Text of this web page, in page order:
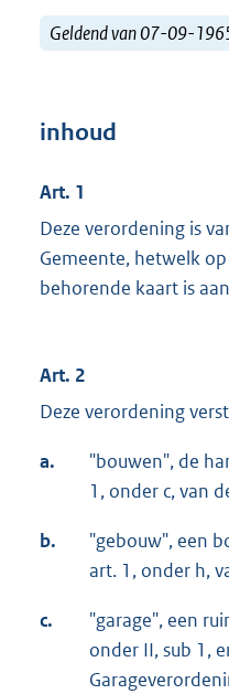
Geldend van 07-09-
inhoud
Art. 1
Deze verordening is
Gemeente, hetwelk
behorende kaart is
Art. 2
Deze verordening
a.
"bouwen", de
1, onder c, van
b.
"gebouw", een
art. 1, onder h,
c.
"garage", een
onder II, sub 1,